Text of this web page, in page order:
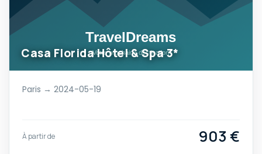
Casa Florida Hôtel & Spa 3*
Paris → 2024-05-19
À partir de 903 €